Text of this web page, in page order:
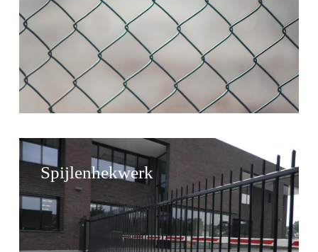
Spijlenhekwerk